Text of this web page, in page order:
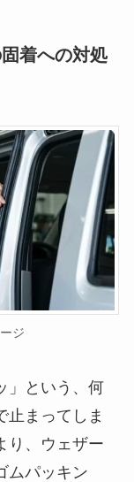
着への対処
ジ
」という、何
止まってしま
り、ウェザー
ムパッキン